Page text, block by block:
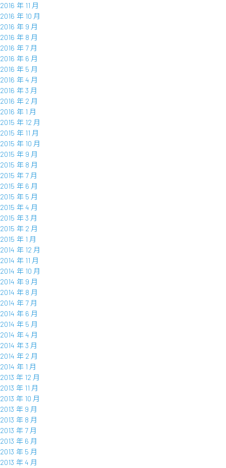
2016 年 11 月
2016 年 10 月
2016 年 9 月
2016 年 8 月
2016 年 7 月
2016 年 6 月
2016 年 5 月
2016 年 4 月
2016 年 3 月
2016 年 2 月
2016 年 1 月
2015 年 12 月
2015 年 11 月
2015 年 10 月
2015 年 9 月
2015 年 8 月
2015 年 7 月
2015 年 6 月
2015 年 5 月
2015 年 4 月
2015 年 3 月
2015 年 2 月
2015 年 1 月
2014 年 12 月
2014 年 11 月
2014 年 10 月
2014 年 9 月
2014 年 8 月
2014 年 7 月
2014 年 6 月
2014 年 5 月
2014 年 4 月
2014 年 3 月
2014 年 2 月
2014 年 1 月
2013 年 12 月
2013 年 11 月
2013 年 10 月
2013 年 9 月
2013 年 8 月
2013 年 7 月
2013 年 6 月
2013 年 5 月
2013 年 4 月